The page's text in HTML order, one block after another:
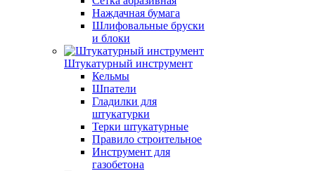
Наждачная бумага
Шлифовальные бруски
и блоки
Штукатурный инструмент
Кельмы
Шпатели
Гладилки для
штукатурки
Терки штукатурные
Правило строительное
Инструмент для
газобетона